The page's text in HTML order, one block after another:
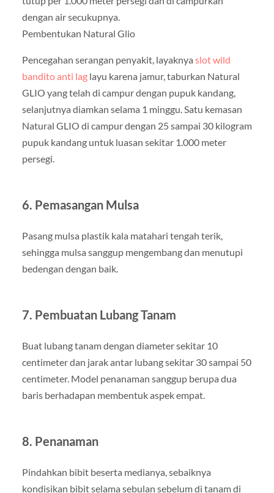
dengan air secukupnya.
Pembentukan Natural Glio
Pencegahan serangan penyakit, layaknya slot wild
bandito anti laglayu karena jamur, taburkan Natural
GLIO yang telah di campur dengan pupuk kandang,
selanjutnya diamkan selama 1 minggu. Satu kemasan
Natural GLIO di campur dengan 25 sampai 30 kilogram
pupuk kandang untuk luasan sekitar 1.000 meter
persegi.
6. Pemasangan Mulsa
Pasang mulsa plastik kala matahari tengah terik,
sehingga mulsa sanggup mengembang dan menutupi
bedengan dengan baik.
7. Pembuatan Lubang Tanam
Buat lubang tanam dengan diameter sekitar 10
centimeter dan jarak antar lubang sekitar 30 sampai 50
centimeter. Model penanaman sanggup berupa dua
baris berhadapan membentuk aspek empat.
8. Penanaman
Pindahkan bibit beserta medianya, sebaiknya
kondisikan bibit selama sebulan sebelum di tanam di